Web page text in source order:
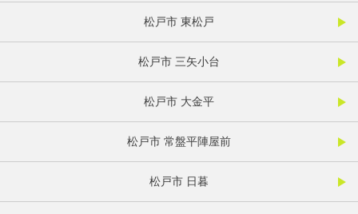
松戸市 東松戸
松戸市 三矢小台
松戸市 大金平
松戸市 常盤平陣屋前
松戸市 日暮